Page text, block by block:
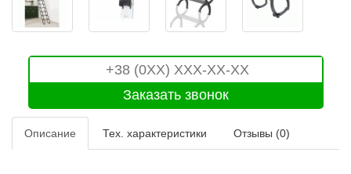
Описание Тех. характеристики Отзывы (0)